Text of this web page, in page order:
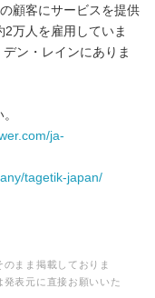
顧客にサービスを提供
万人を雇用していま
ン・レインにありま
ja-
tagetik-japan/
まま掲載しておりま
表元に直接お願いいた